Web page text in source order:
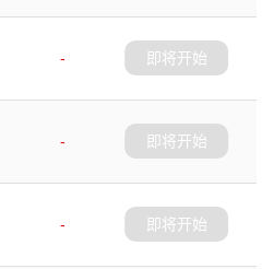
-
即将开始
-
即将开始
-
即将开始